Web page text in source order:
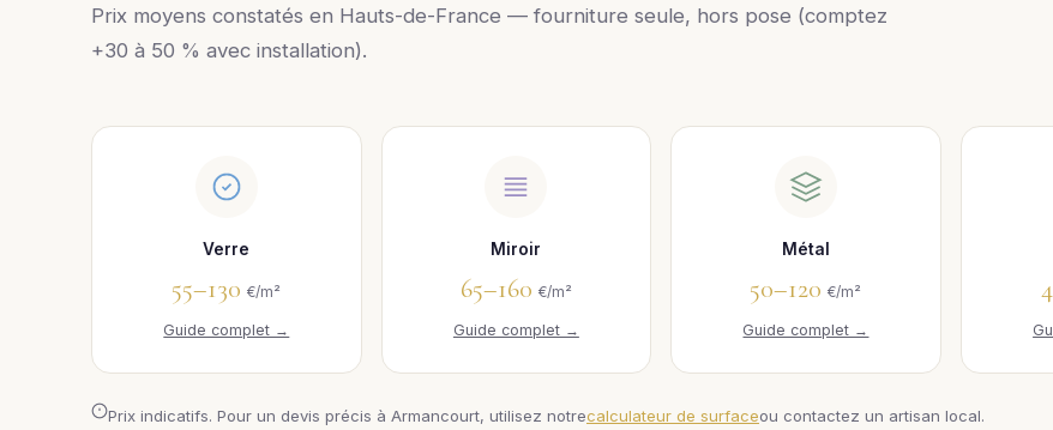
Prix moyens constatés en Hauts-de-France — fourniture seule, hors pose (comptez
+30 à 50 % avec installation).
Verre
55–130€/m²
Guide complet →
Miroir
65–160 €/m²
Guide complet →
Métal
50–120€/m²
Guide complet →
Prix indicatifs. Pour un devis précis à Armancourt, utilisez notrecalculateur de surfaceou contactez un artisan local.